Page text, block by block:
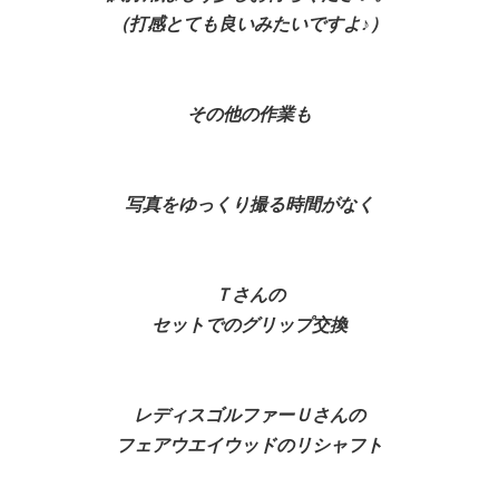
（打感とても良いみたいですよ♪）
その他の作業も
写真をゆっくり撮る時間がなく
Ｔさんの
セットでのグリップ交換
レディスゴルファーＵさんの
フェアウエイウッドのリシャフト